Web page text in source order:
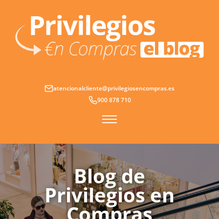
contenido
atencionalcliente@privilegiosencompras.es
900 878 710
Blog de
Privilegios en
Compras